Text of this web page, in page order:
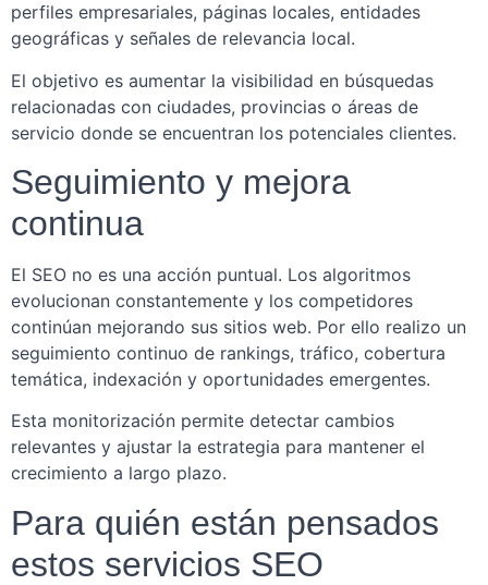
perfiles empresariales, páginas locales, entidades
geográficas y señales de relevancia local.
El objetivo es aumentar la visibilidad en búsquedas
relacionadas con ciudades, provincias o áreas de
servicio donde se encuentran los potenciales clientes.
Seguimiento y mejora
continua
El SEO no es una acción puntual. Los algoritmos
evolucionan constantemente y los competidores
continúan mejorando sus sitios web. Por ello realizo un
seguimiento continuo de rankings, tráfico, cobertura
temática, indexación y oportunidades emergentes.
Esta monitorización permite detectar cambios
relevantes y ajustar la estrategia para mantener el
crecimiento a largo plazo.
Para quién están pensados
estos servicios SEO